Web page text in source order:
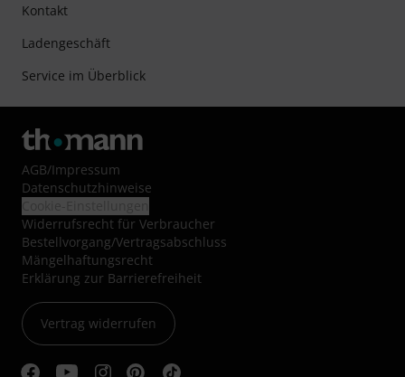
Kontakt
Ladengeschäft
Service im Überblick
AGB/Impressum
Datenschutzhinweise
Widerrufsrecht für Verbraucher
Bestellvorgang/Vertragsabschluss
Mängelhaftungsrecht
Erklärung zur Barrierefreiheit
Vertrag widerrufen